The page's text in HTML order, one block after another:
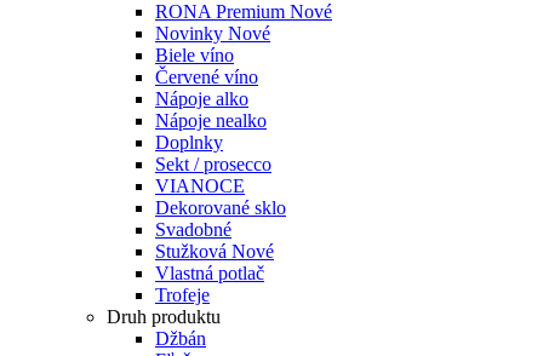
RONA Premium Nové
Novinky Nové
Biele víno
Červené víno
Nápoje alko
Nápoje nealko
Doplnky
Sekt / prosecco
VIANOCE
Dekorované sklo
Svadobné
Stužková Nové
Vlastná potlač
Trofeje
Druh produktu
Džbán